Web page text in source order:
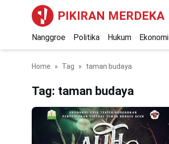
PIKIRAN MERDEKA
Nanggroe Politika Hukum Ekonomi
Home Tag taman budaya
Tag: taman budaya